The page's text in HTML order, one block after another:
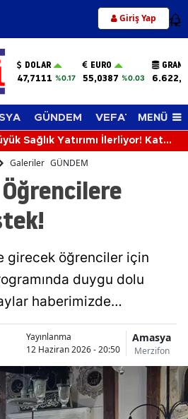
Giriş Yap 12
DOLAR
47,7111 %0.17
EURO
55,0387 %0.03
GÜNDEM VEFAT EDENLER
MENÜ
Transfer Şov!
Galeriler GÜNDEM
girecek öğrenciler için
duygu dolu
haberimizde…
Yayınlanma
12 Haziran 2026 - 20:50
Amasya
Merzifon